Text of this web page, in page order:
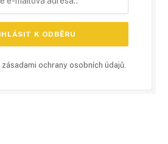
zásadami ochrany osobních údajů